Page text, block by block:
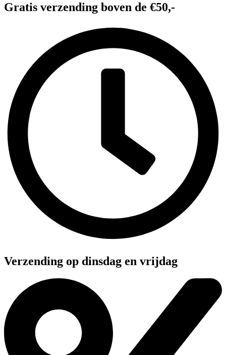
Gratis verzending boven de €50,-
Verzending op dinsdag en vrijdag